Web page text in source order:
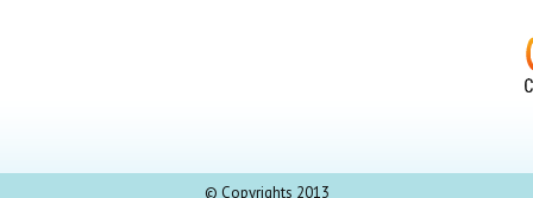
© Copyrights 2013